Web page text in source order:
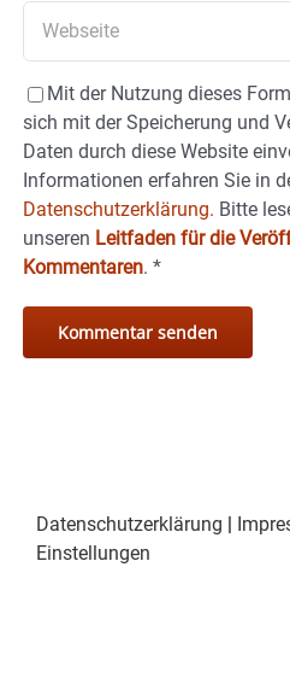
Mit der Nutzung dieses
sich mit der Speicherung und
Daten durch diese Website
Informationen erfahren Sie in
Datenschutzerklärung. Bitte
unseren Leitfaden für die
Kommentaren. *
Datenschutzerklärung |
Einstellungen